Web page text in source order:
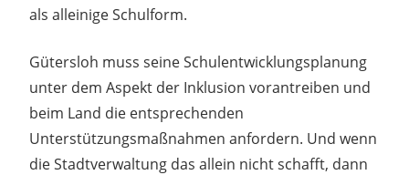
als alleinige Schulform.
Gütersloh muss seine Schulentwicklungsplanung
unter dem Aspekt der Inklusion vorantreiben und
beim Land die entsprechenden
Unterstützungsmaßnahmen anfordern. Und wenn
die Stadtverwaltung das allein nicht schafft, dann